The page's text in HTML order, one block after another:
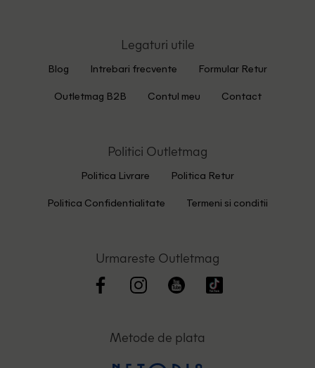
Legaturi utile
Blog Intrebari frecvente Formular Retur
Outletmag B2B Contul meu Contact
Politici Outletmag
Politica Livrare Politica Retur
Politica Confidentialitate Termeni si conditii
Urmareste Outletmag
Metode de plata